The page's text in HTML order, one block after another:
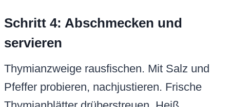
Schritt 4: Abschmecken und
servieren
Thymianzweige rausfischen. Mit Salz und
Pfeffer probieren, nachjustieren. Frische